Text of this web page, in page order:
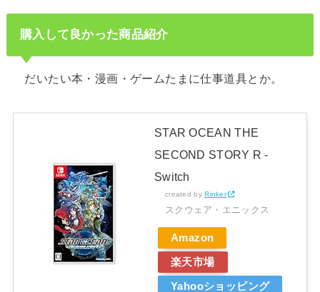
購入して良かった商品紹介
だいたい本・漫画・ゲームたまに仕事道具とか。
STAR OCEAN THE
SECOND STORY R -
Switch
created byRinker
スクウェア・エニックス
Amazon
楽天市場
Yahooショッピング